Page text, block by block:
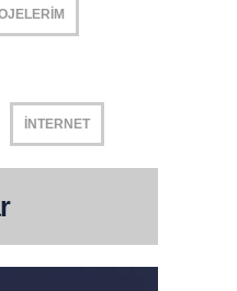
İNTERNET